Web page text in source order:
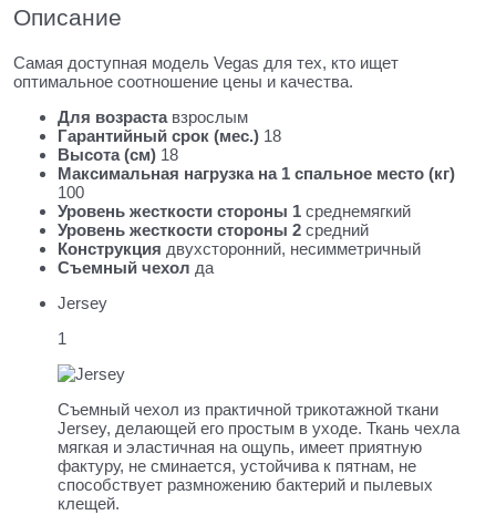
Описание
Самая доступная модель Vegas для тех, кто ищет
оптимальное соотношение цены и качества.
Для возраставзрослым
Гарантийный срок (мес.) 18
Высота (см) 18
Максимальная нагрузка на 1 спальное место (кг)
100
Уровень жесткости стороны 1 среднемягкий
Уровень жесткости стороны 2 средний
Конструкция двухсторонний, несимметричный
Съемный чехол да
Jersey
1
Съемный чехол из практичной трикотажной ткани
Jersey, делающей его простым в уходе. Ткань чехла
мягкая и эластичная на ощупь, имеет приятную
фактуру, не сминается, устойчива к пятнам, не
способствует размножению бактерий и пылевых
клещей.